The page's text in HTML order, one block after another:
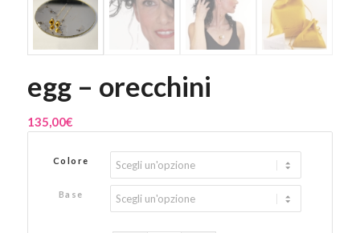
egg – orecchini
135,00€
Colore
Base